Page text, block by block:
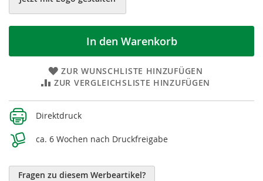
In den Warenkorb
ZUR WUNSCHLISTE HINZUFÜGEN
ZUR VERGLEICHSLISTE HINZUFÜGEN
Weitere
Informationen
Direktdruck
ca. 6 Wochen nach Druckfreigabe
Fragen zu diesem Werbeartikel?